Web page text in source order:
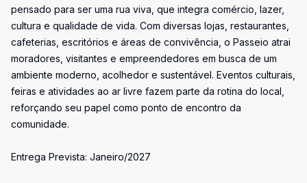
pensado para ser uma rua viva, que integra comércio, lazer,
cultura e qualidade de vida. Com diversas lojas, restaurantes,
cafeterias, escritórios e áreas de convivência, o Passeio atrai
moradores, visitantes e empreendedores em busca de um
ambiente moderno, acolhedor e sustentável. Eventos culturais,
feiras e atividades ao ar livre fazem parte da rotina do local,
reforçando seu papel como ponto de encontro da
comunidade.
Entrega Prevista: Janeiro/2027